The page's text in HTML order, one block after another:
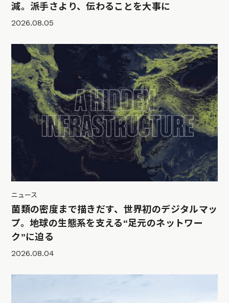
減。派手さより、伝わることを大事に
2026.08.05
ニュース
菌類の密度まで描きだす、世界初のデジタルマッ
プ。地球の生態系を支える“足元のネットワー
ク”に迫る
2026.08.04